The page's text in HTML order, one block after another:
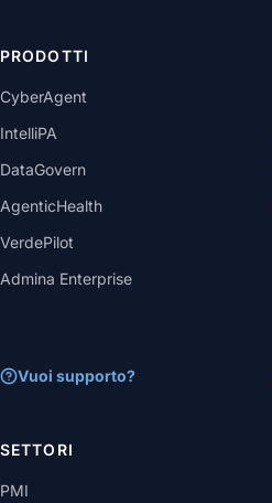
PRODOTTI
CyberAgent
IntelliPA
DataGovern
AgenticHealth
VerdePilot
Admina Enterprise
Vuoi supporto?
SETTORI
PMI